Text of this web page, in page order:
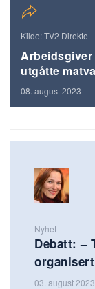
Kilde: TV2 Direkte
Arbeidsgiver
utgåtte
08. august 2023
Nyhet
Debatt: –
03. august 2023